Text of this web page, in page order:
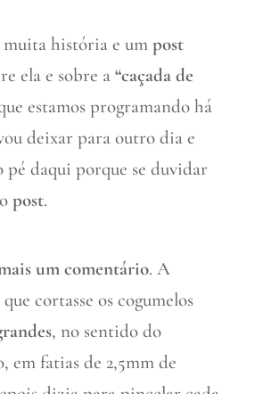
muita história e um post
ela e sobre a “caçada de
estamos programando há
deixar para outro dia e
pé daqui porque se duvidar
post.
um comentário. A
cortasse os cogumelos
, no sentido do
em fatias de 2,5mm de